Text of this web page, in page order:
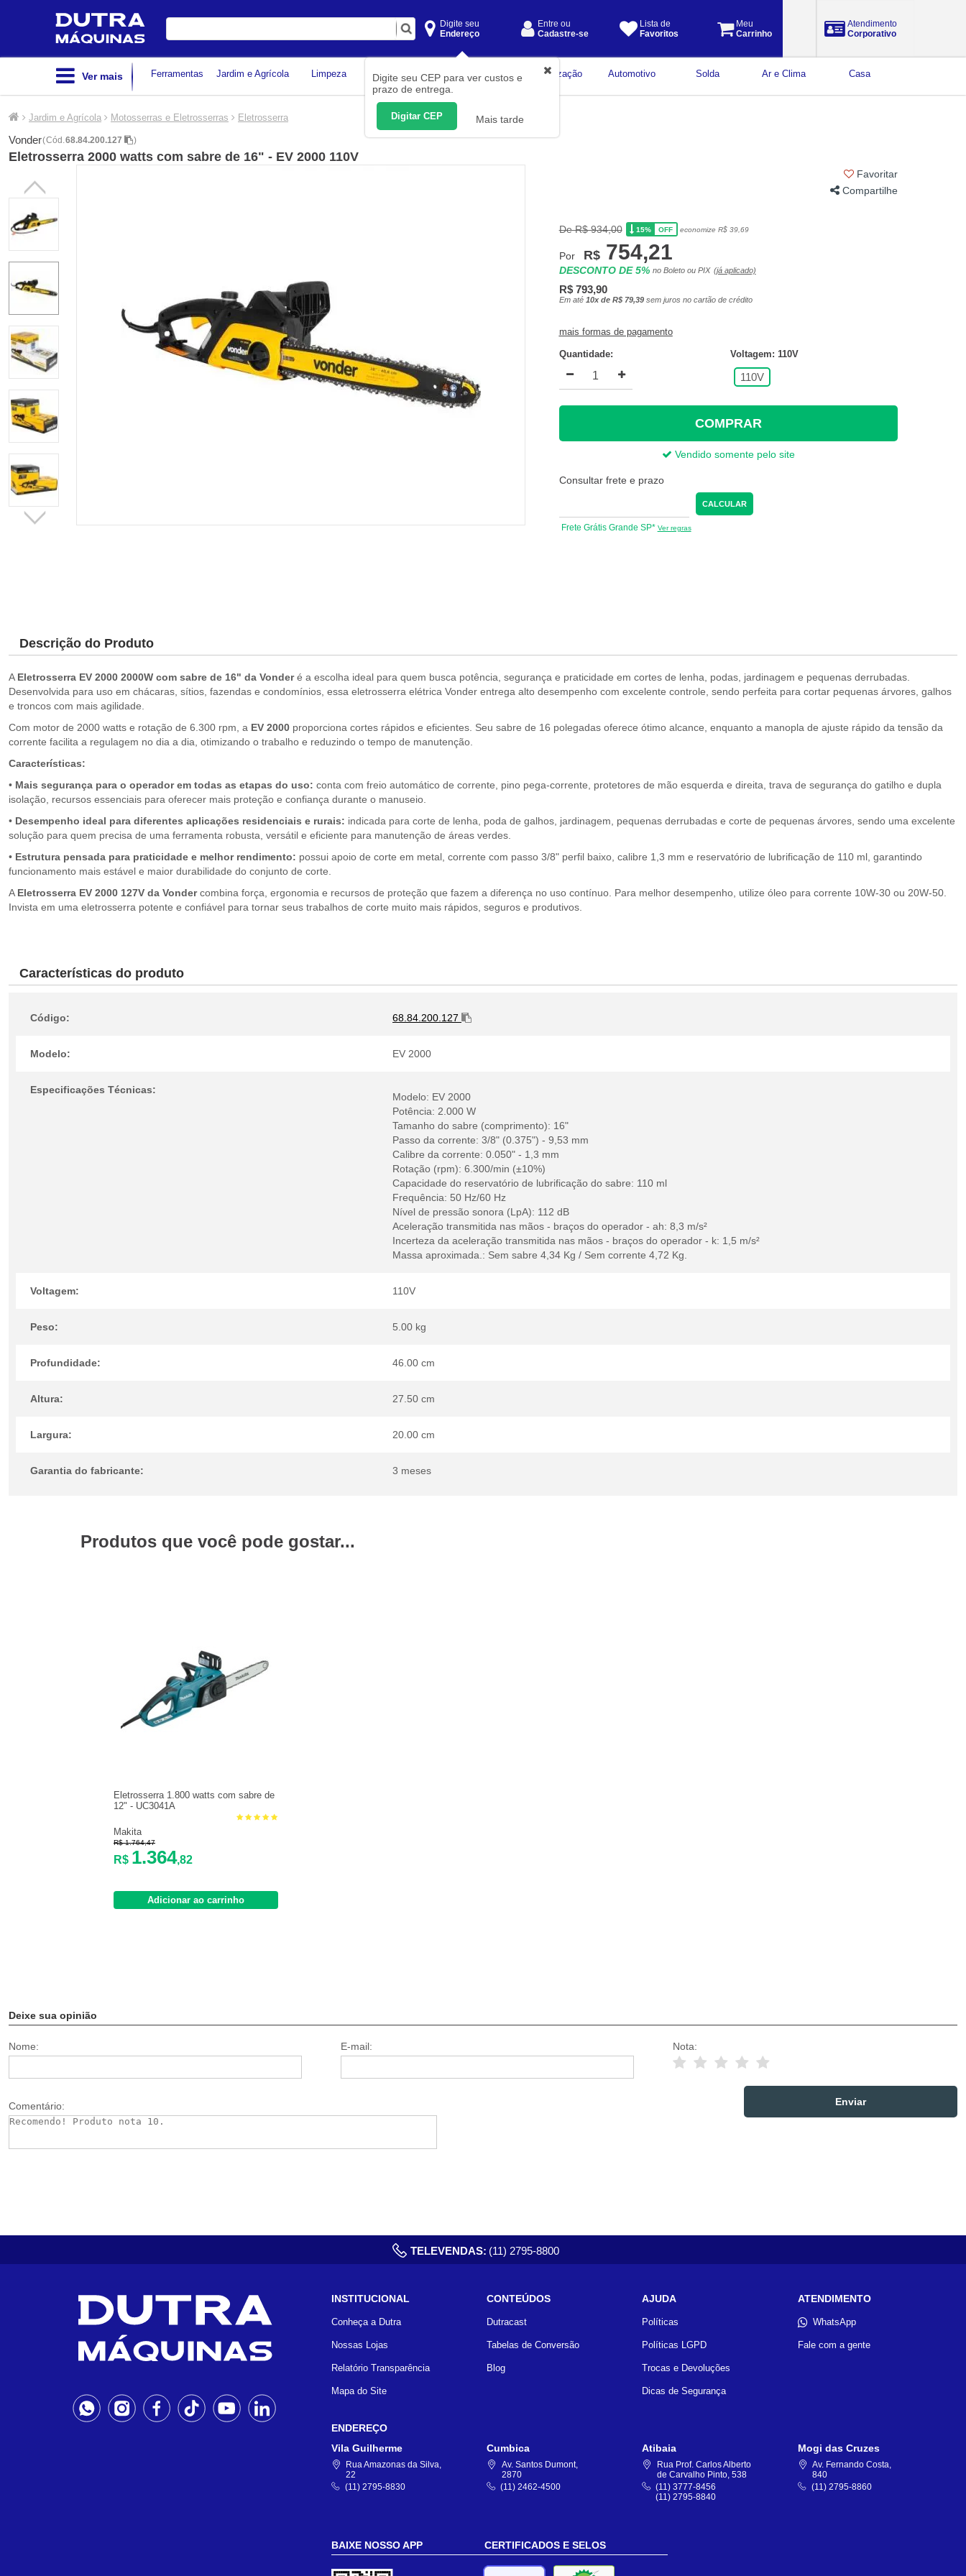
Digite
Digite seu
Endereço
Digite seu CEP para ver custos e
prazo de entrega.
Digitar CEP Mais tarde
Entre ou
Cadastre-se
Lista de
Favoritos
Meu
Carrinho
Atendimento
Corporativo
Ver mais Ferramentas Jardim e Agrícola Limpeza Construção Civil
Medição
Organização Automotivo Solda Ar e Clima Casa
Jardim e Agrícola Motosserras e Eletrosserras Eletrosserra
Vonder(Cód. 68.84.200.127 )
Eletrosserra 2000 watts com sabre de 16" - EV 2000 110V
Favoritar
Compartilhe
De R$ 934,00 15% OFF economize R$ 39,69
Por R$ 754,21
DESCONTO DE 5% no Boleto ou PIX (já aplicado)
R$ 793,90
Em até 10x de R$ 79,39sem juros no cartão de crédito
mais formas de pagamento
Quantidade: Voltagem: 110V
110V
COMPRAR
Vendido somente pelo site
Consultar frete e prazo
CALCULAR
Frete Grátis Grande SP* Ver regras
Descrição do Produto
A Eletrosserra EV 2000 2000W com sabre de 16" da Vonderé a escolha ideal para quem busca potência, segurança e praticidade em cortes de lenha, podas, jardinagem e pequenas derrubadas.
Desenvolvida para uso em chácaras, sítios, fazendas e condomínios, essa eletrosserra elétrica Vonder entrega alto desempenho com excelente controle, sendo perfeita para cortar pequenas árvores, galhos
e troncos com mais agilidade.
Com motor de 2000 watts e rotação de 6.300 rpm, a EV 2000 proporciona cortes rápidos e eficientes. Seu sabre de 16 polegadas oferece ótimo alcance, enquanto a manopla de ajuste rápido da tensão da
corrente facilita a regulagem no dia a dia, otimizando o trabalho e reduzindo o tempo de manutenção.
Características:
• Mais segurança para o operador em todas as etapas do uso: conta com freio automático de corrente, pino pega-corrente, protetores de mão esquerda e direita, trava de segurança do gatilho e dupla
isolação, recursos essenciais para oferecer mais proteção e confiança durante o manuseio.
• Desempenho ideal para diferentes aplicações residenciais e rurais: indicada para corte de lenha, poda de galhos, jardinagem, pequenas derrubadas e corte de pequenas árvores, sendo uma excelente
solução para quem precisa de uma ferramenta robusta, versátil e eficiente para manutenção de áreas verdes.
• Estrutura pensada para praticidade e melhor rendimento: possui apoio de corte em metal, corrente com passo 3/8" perfil baixo, calibre 1,3 mm e reservatório de lubrificação de 110 ml, garantindo
funcionamento mais estável e maior durabilidade do conjunto de corte.
A Eletrosserra EV 2000 127V da Vondercombina força, ergonomia e recursos de proteção que fazem a diferença no uso contínuo. Para melhor desempenho, utilize óleo para corrente 10W-30 ou 20W-50.
Invista em uma eletrosserra potente e confiável para tornar seus trabalhos de corte muito mais rápidos, seguros e produtivos.
Características do produto
Código: 68.84.200.127
Modelo: EV 2000
Especificações Técnicas:
Modelo: EV 2000
Potência: 2.000 W
Tamanho do sabre (comprimento): 16"
Passo da corrente: 3/8" (0.375") - 9,53 mm
Calibre da corrente: 0.050" - 1,3 mm
Rotação (rpm): 6.300/min (±10%)
Capacidade do reservatório de lubrificação do sabre: 110 ml
Frequência: 50 Hz/60 Hz
Nível de pressão sonora (LpA): 112 dB
Aceleração transmitida nas mãos - braços do operador - ah: 8,3 m/s²
Incerteza da aceleração transmitida nas mãos - braços do operador - k: 1,5 m/s²
Massa aproximada.: Sem sabre 4,34 Kg / Sem corrente 4,72 Kg.
Voltagem: 110V
Peso: 5.00 kg
Profundidade: 46.00 cm
Altura: 27.50 cm
Largura: 20.00 cm
Garantia do fabricante: 3 meses
Produtos que você pode gostar...
Eletrosserra 1.800 watts com sabre de
12" - UC3041A
Makita
R$ 1.764,47
R$ 1.364,82
Adicionar ao carrinho
Deixe sua opinião
Nome: E-mail: Nota:
Comentário:
TELEVENDAS: (11) 2795-8800
INSTITUCIONAL
Conheça a Dutra
Nossas Lojas
Relatório Transparência
Mapa do Site
CONTEÚDOS
Dutracast
Tabelas de Conversão
Blog
AJUDA
Políticas
Políticas LGPD
Trocas e Devoluções
Dicas de Segurança
ATENDIMENTO
WhatsApp
Fale com a gente
ENDEREÇO
Vila Guilherme
Rua Amazonas da Silva,
22
(11) 2795-8830
Cumbica
Av. Santos Dumont,
2870
(11) 2462-4500
Atibaia
Rua Prof. Carlos Alberto
de Carvalho Pinto, 538
(11) 3777-8456
(11) 2795-8840
Mogi das Cruzes
Av. Fernando Costa,
840
(11) 2795-8860
BAIXE NOSSO APP CERTIFICADOS E SELOS